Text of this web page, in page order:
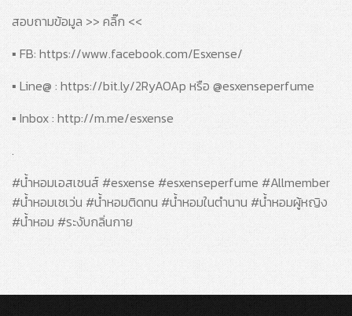
สอบถามข้อมูล >> คลิ๊ก <<
▪️ FB: https://www.facebook.com/Esxense/
▪️ Line@ : https://bit.ly/2RyAOAp หรือ @esxenseperfume
▪️ Inbox : http://m.me/esxense
.
#น้ำหอมเอสเซนส์ #esxense #esxenseperfume #Allmember
#น้ำหอมเซเว่น #น้ำหอมติดทน #น้ำหอมในตำนาน #น้ำหอมผู้หญิง
#น้ำหอม #ระงับกลิ่นกาย